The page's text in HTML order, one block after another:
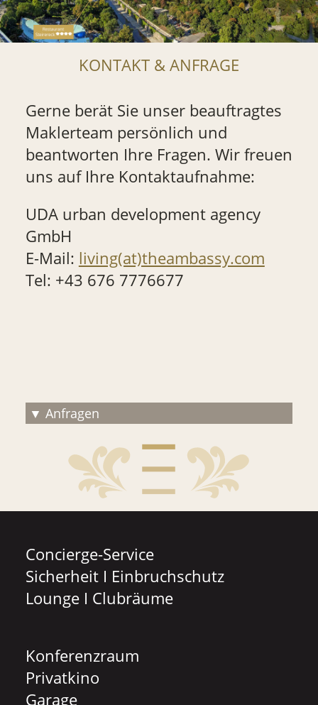
KONTAKT & ANFRAGE
Gerne berät Sie unser beauftragtes
Maklerteam persönlich und
beantworten Ihre Fragen. Wir freuen
uns auf Ihre Kontaktaufnahme:
UDA urban development agency
GmbH
E-Mail: living(at)theambassy.com
Tel: +43 676 7776677
Anfragen
Concierge-Service
Sicherheit I Einbruchschutz
Lounge I Clubräume
Konferenzraum
Privatkino
Garage